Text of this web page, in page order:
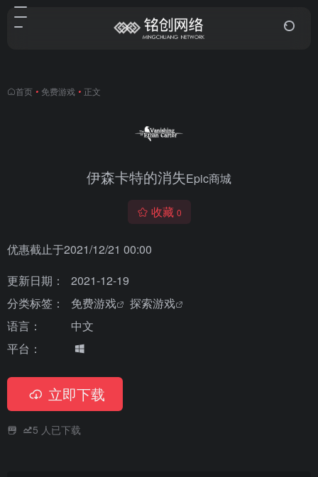
首页 • 免费游戏 • 正文
伊森卡特的消失Epic商城
收藏 0
优惠截止于2021/12/21 00:00
更新日期：
2021-12-19
分类标签：
免费游戏
探索游戏
语言：
中文
平台：
立即下载
5 人已下载